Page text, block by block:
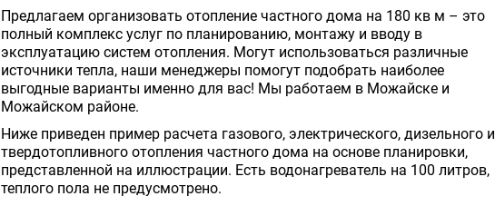
Предлагаем организовать отопление частного дома на 180 кв м – это
полный комплекс услуг по планированию, монтажу и вводу в
эксплуатацию систем отопления. Могут использоваться различные
источники тепла, наши менеджеры помогут подобрать наиболее
выгодные варианты именно для вас! Мы работаем в Можайске и
Можайском районе.
Ниже приведен пример расчета газового, электрического, дизельного и
твердотопливного отопления частного дома на основе планировки,
представленной на иллюстрации. Есть водонагреватель на 100 литров,
теплого пола не предусмотрено.